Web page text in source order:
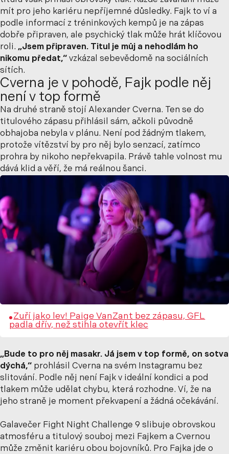
mít pro jeho kariéru nepříjemné důsledky. Fajk to ví a
podle informací z tréninkových kempů je na zápas
dobře připraven, ale psychický tlak může hrát klíčovou
roli. „Jsem připraven. Titul je můj a nehodlám ho
nikomu předat,“ vzkázal sebevědomě na sociálních
sítích.
Cverna je v pohodě, Fajk podle něj
není v top formě
Na druhé straně stojí Alexander Cverna. Ten se do
titulového zápasu přihlásil sám, ačkoli původně
obhajoba nebyla v plánu. Není pod žádným tlakem,
protože vítězství by pro něj bylo senzací, zatímco
prohra by nikoho nepřekvapila. Právě tahle volnost mu
dává klid a věří, že má reálnou šanci.
Zuří jako lev! Paige VanZant bez zápasu, GFL
padla dřív, než stihla otevřít klec
„Bude to pro něj masakr. Já jsem v top formě, on sotva
dýchá,“ prohlásil Cverna na svém Instagramu bez
slitování. Podle něj není Fajk v ideální kondici a pod
tlakem může udělat chybu, která rozhodne. Ví, že na
jeho straně je moment překvapení a žádná očekávání.
Galavečer Fight Night Challenge 9 slibuje obrovskou
atmosféru a titulový souboj mezi Fajkem a Cvernou
může změnit kariéru obou bojovníků. Pro Fajka jde o